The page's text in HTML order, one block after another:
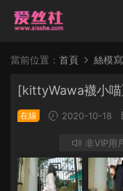
當前位置： 首頁 絲模
[kittyWawa襪小喵
在線 2020-10-18
非VIP用